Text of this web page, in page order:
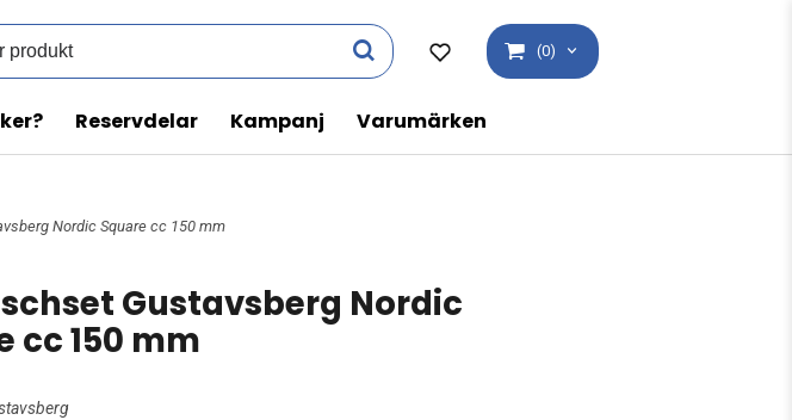
(0)
Reservdelar Kampanj Varumärken
Nordic Square cc 150 mm
Gustavsberg Nordic
cc 150 mm